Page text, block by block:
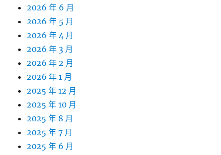
2026 年 6 月
2026 年 5 月
2026 年 4 月
2026 年 3 月
2026 年 2 月
2026 年 1 月
2025 年 12 月
2025 年 10 月
2025 年 8 月
2025 年 7 月
2025 年 6 月